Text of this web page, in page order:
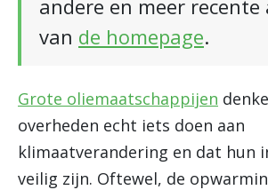
andere en meer
van de homepage.
Grote oliemaatschappijen
overheden echt iets doen aan
klimaatverandering en dat hun
veilig zijn. Oftewel, de